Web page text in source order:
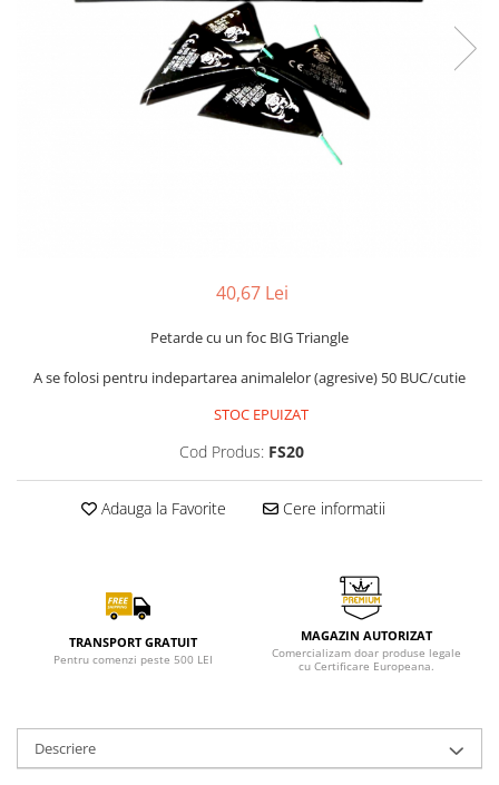
40,67 Lei
Petarde cu un foc BIG Triangle
A se folosi pentru indepartarea animalelor (agresive) 50 BUC/cutie
STOC EPUIZAT
Cod Produs: FS20
Adauga la Favorite Cere informatii
TRANSPORT GRATUIT
Pentru comenzi peste 500 LEI
MAGAZIN AUTORIZAT
Comercializam doar produse legale
cu Certificare Europeana.
Descriere